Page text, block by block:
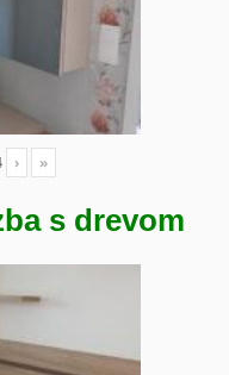
› »
s drevom